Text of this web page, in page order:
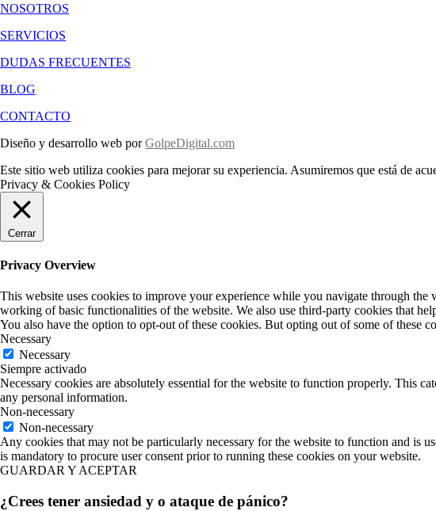
NOSOTROS
SERVICIOS
DUDAS FRECUENTES
BLOG
CONTACTO
Diseño y desarrollo web porGolpeDigital.com
Este sitio web utiliza cookies para mejorar su experiencia. Asumiremos que está de
Privacy & Cookies Policy
Cerrar
Privacy Overview
This website uses cookies to improve your experience while you navigate through the
working of basic functionalities of the website. We also use third-party cookies that
You also have the option to opt-out of these cookies. But opting out of some of these
Necessary
Necessary
Siempre activado
Necessary cookies are absolutely essential for the website to function properly. This
any personal information.
Non-necessary
Non-necessary
Any cookies that may not be particularly necessary for the website to function and is
is mandatory to procure user consent prior to running these cookies on your website.
GUARDAR Y ACEPTAR
¿Crees tener ansiedad y o ataque de pánico?